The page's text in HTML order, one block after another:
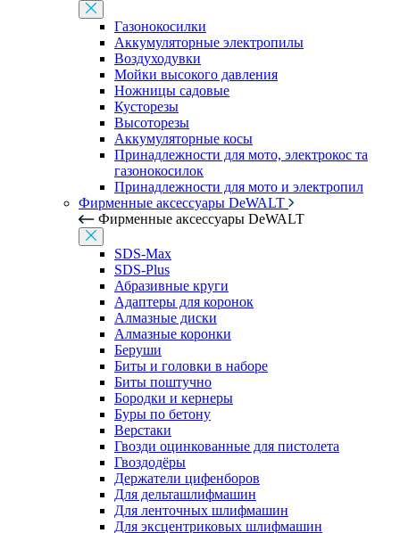
Газонокосилки
Аккумуляторные электропилы
Воздуходувки
Мойки высокого давления
Ножницы садовые
Кусторезы
Высоторезы
Аккумуляторные косы
Принадлежности для мото, электрокос та
газонокосилок
Принадлежности для мото и электропил
Фирменные аксессуары DeWALT
Фирменные аксессуары DeWALT
SDS-Max
SDS-Plus
Абразивные круги
Адаптеры для коронок
Алмазные диски
Алмазные коронки
Беруши
Биты и головки в наборе
Биты поштучно
Бородки и кернеры
Буры по бетону
Верстаки
Гвозди оцинкованные для пистолета
Гвоздодёры
Держатели цифенборов
Для дельташлифмашин
Для ленточных шлифмашин
Для эксцентриковых шлифмашин